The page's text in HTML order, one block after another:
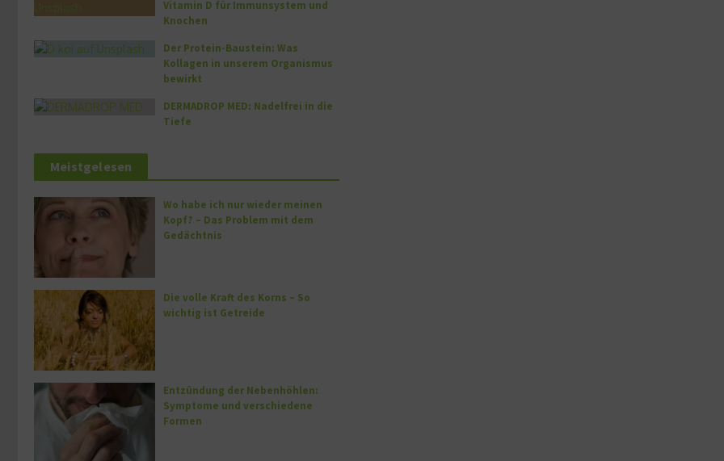
Vitamin D für Immunsystem und
Knochen
Der Protein-Baustein: Was
Kollagen in unserem Organismus
bewirkt
DERMADROP MED: Nadelfrei in die
Tiefe
Meistgelesen
Wo habe ich nur wieder meinen
Kopf? – Das Problem mit dem
Gedächtnis
Die volle Kraft des Korns – So
wichtig ist Getreide
Entzündung der Nebenhöhlen:
Symptome und verschiedene
Formen